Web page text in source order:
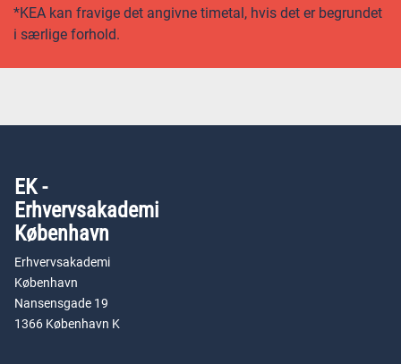
*KEA kan fravige det angivne timetal, hvis det er begrundet
i særlige forhold.
EK -
Erhvervsakademi
København
Erhvervsakademi
København
Nansensgade 19
1366 København K